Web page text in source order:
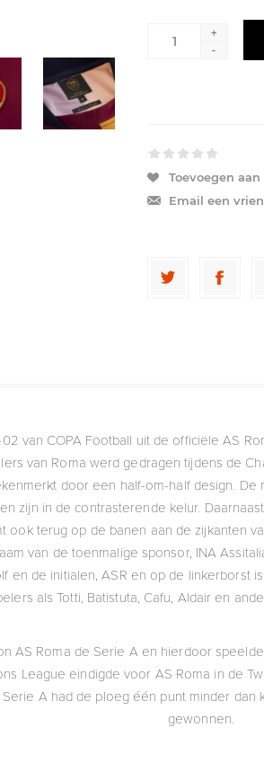
+
-
Toevoegen
Email een
van COPA Football uit de officiële AS
van Roma werd gedragen tijdens de
door een half-om-half design.
zijn in de contrasterende kelur.
ook terug op de banen aan de zijkanten
van de toenmalige sponsor, INA
en de initialen, ASR en op de linkerborst
als Totti, Batistuta, Cafu, Aldair en
AS Roma de Serie A en hierdoor
League eindigde voor AS Roma in de
A had de ploeg één punt minder dan
gewonnen.